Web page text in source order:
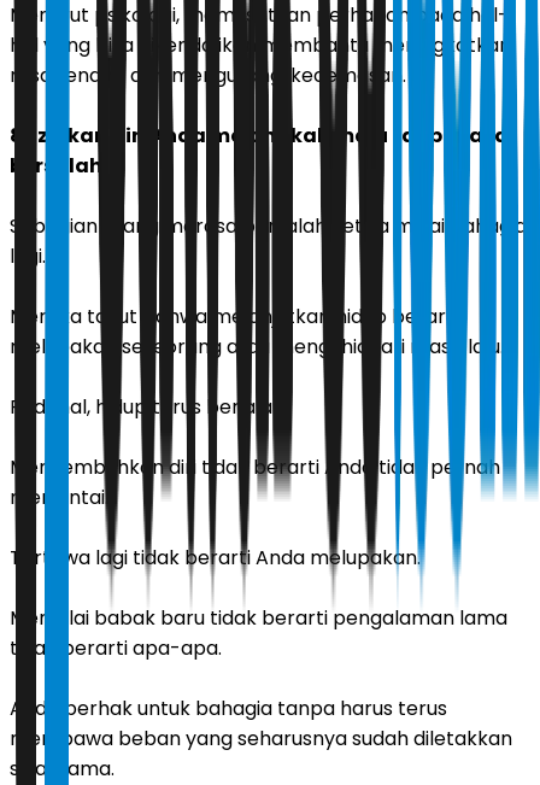
Menurut psikologi, memusatkan perhatian pada hal-
hal yang bisa dikendalikan membantu meningkatkan
rasa tenang dan mengurangi kecemasan.
8. Izinkan diri Anda melangkah maju tanpa rasa
bersalah
Sebagian orang merasa bersalah ketika mulai bahagia
lagi.
Mereka takut bahwa melanjutkan hidup berarti
melupakan seseorang atau mengkhianati masa lalu.
Padahal, hidup terus berjalan.
Menyembuhkan diri tidak berarti Anda tidak pernah
mencintai.
Tertawa lagi tidak berarti Anda melupakan.
Memulai babak baru tidak berarti pengalaman lama
tidak berarti apa-apa.
Anda berhak untuk bahagia tanpa harus terus
membawa beban yang seharusnya sudah diletakkan
sejak lama.